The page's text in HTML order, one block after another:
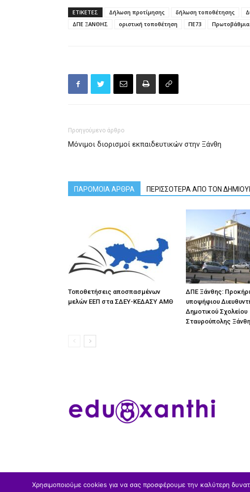
ΕΤΙΚΕΤΕΣ Δήλωση προτίμησης δήλωση τοποθέτησης
ΔΠΕ ΞΑΝΘΗΣ
οριστική τοποθέτηση ΠΕ73
Προηγούμενο άρθρο
Μόνιμοι διορισμοί εκπαιδευτικών στην Ξάνθη
ΠΑΡΟΜΟΙΑ ΑΡΘΡΑ ΠΕΡΙΣΣΟΤΕΡΑ ΑΠΟ ΤΟΝ
Τοποθετήσεις αποσπασμένων
μελών ΕΕΠ στα ΣΔΕΥ-ΚΕΔΑΣΥ ΑΜΘ
ΔΠΕ Ξάνθης:
υποψήφιου
Δημοτικού Σχολείου
Σταυρούπολης
Χρησιμοποιούμε cookies για να σας προσφέρουμε την καλύτερη